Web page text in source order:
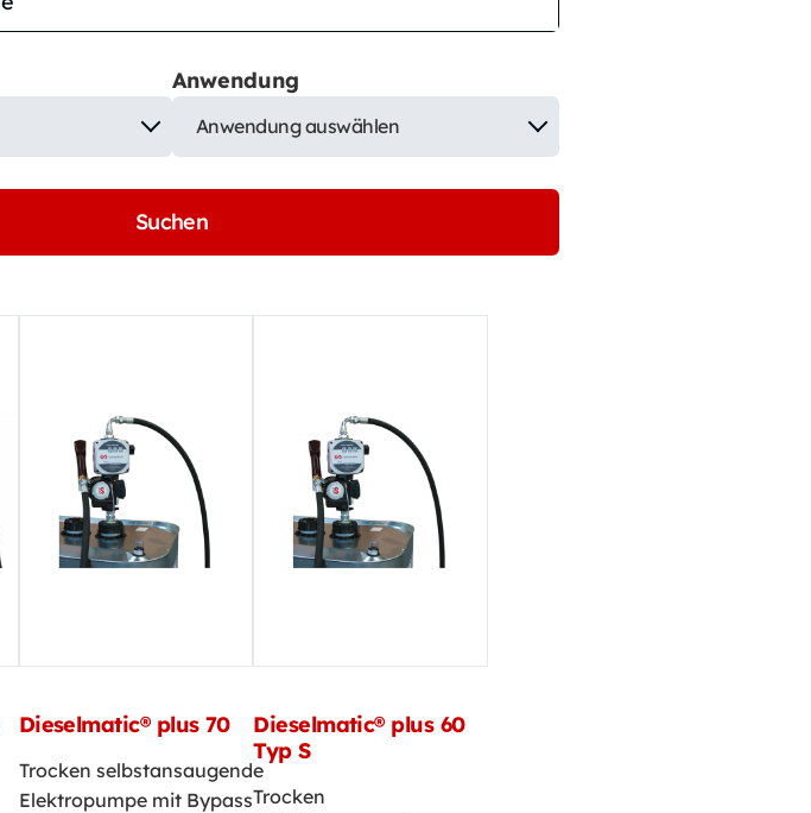
Anwendung
Anwendung auswählen
Suchen
Dieselmatic® plus 70
Trocken selbstansaugende
Elektropumpe mit Bypass
Dieselmatic® plus 60
Typ S
Trocken